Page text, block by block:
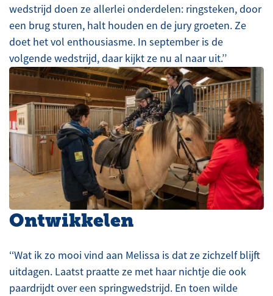
wedstrijd doen ze allerlei onderdelen: ringsteken, door
een brug sturen, halt houden en de jury groeten. Ze
doet het vol enthousiasme. In september is de
volgende wedstrijd, daar kijkt ze nu al naar uit.’’
Ontwikkelen
‘‘Wat ik zo mooi vind aan Melissa is dat ze zichzelf blijft
uitdagen. Laatst praatte ze met haar nichtje die ook
paardrijdt over een springwedstrijd. En toen wilde